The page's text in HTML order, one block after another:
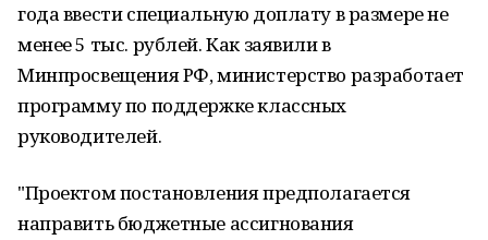
года ввести специальную доплату в размере не
менее 5 тыс. рублей. Как заявили в
Минпросвещения РФ, министерство разработает
программу по поддержке классных
руководителей.
"Проектом постановления предполагается
направить бюджетные ассигнования